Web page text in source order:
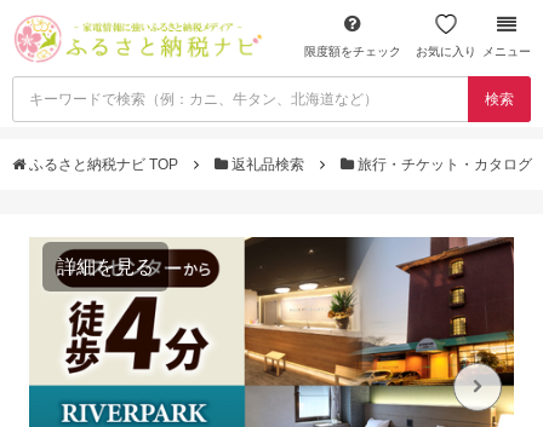
限度額をチェック お気に入り メニュー
検索
ふるさと納税ナビ TOP 返礼品検索 旅行・チケット・カタログ
詳細を見る